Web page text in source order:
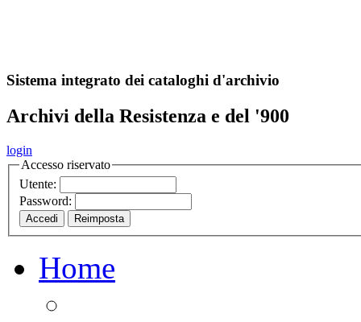
Sistema integrato dei cataloghi d'archivio
Archivi della Resistenza e del '900
login
Accesso riservato
Utente:
Password:
Home